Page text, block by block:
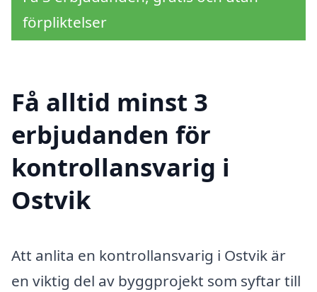
förpliktelser
Få alltid minst 3
erbjudanden för
kontrollansvarig i
Ostvik
Att anlita en kontrollansvarig i Ostvik är
en viktig del av byggprojekt som syftar till